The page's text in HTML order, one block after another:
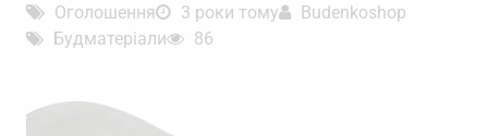
Оголошення 3 роки тому
Budenkoshop
Будматеріали
86